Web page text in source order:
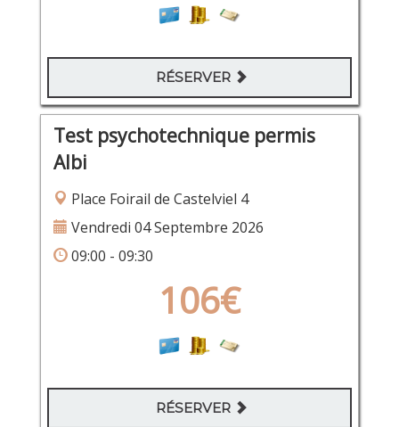
RÉSERVER
Test psychotechnique permis
Albi
Place Foirail de Castelviel 4
Vendredi 04 Septembre 2026
09:00 - 09:30
106€
RÉSERVER